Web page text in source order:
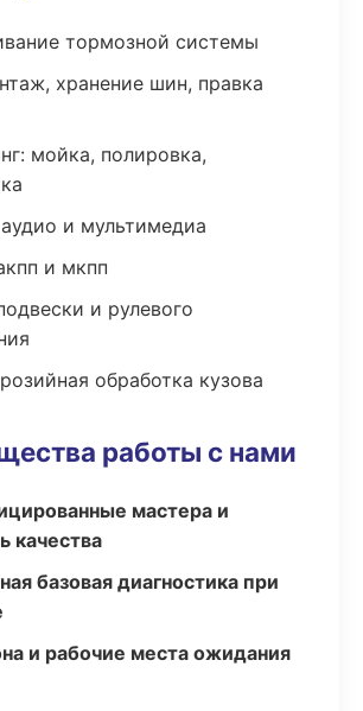
тормозной системы
хранение шин, правка
мойка, полировка,
и мультимедиа
и мкпп
и рулевого
обработка кузова
работы с нами
мастера и
качества
базовая диагностика при
и рабочие места ожидания